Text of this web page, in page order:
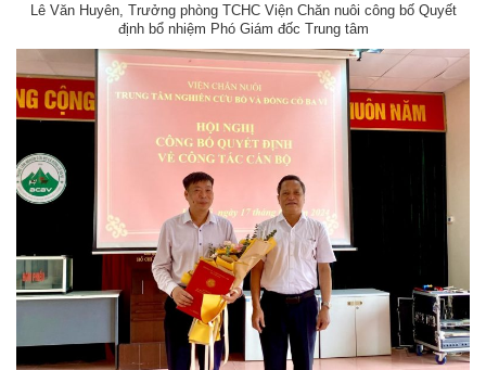
Lê Văn Huyên, Trưởng phòng TCHC Viện Chăn nuôi công bố Quyết
định bổ nhiệm Phó Giám đốc Trung tâm